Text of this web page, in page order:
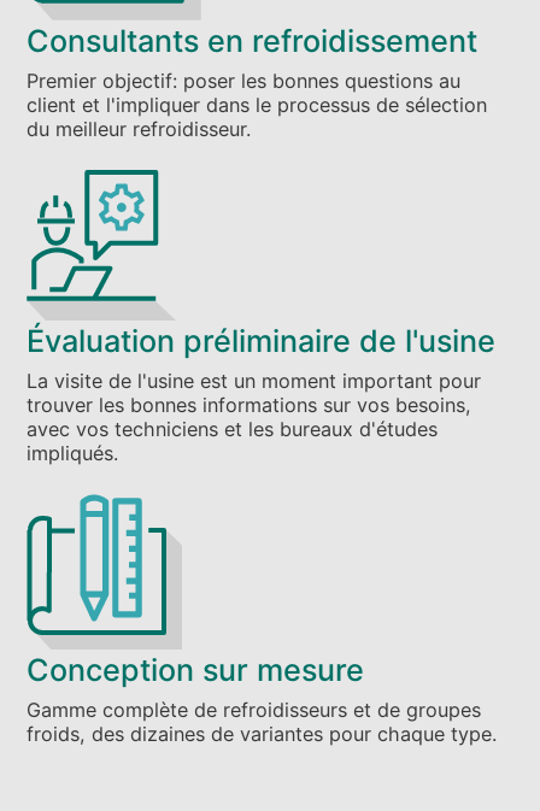
Consultants en refroidissement
Premier objectif: poser les bonnes questions au
client et l'impliquer dans le processus de sélection
du meilleur refroidisseur.
Évaluation préliminaire de l'usine
La visite de l'usine est un moment important pour
trouver les bonnes informations sur vos besoins,
avec vos techniciens et les bureaux d'études
impliqués.
Conception sur mesure
Gamme complète de refroidisseurs et de groupes
froids, des dizaines de variantes pour chaque type.